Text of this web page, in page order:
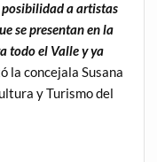
a artistas
se presentan en la
todo el Valle y ya
la concejala Susana
y Turismo del